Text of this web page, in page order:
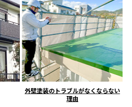
外壁塗装のトラブルがなくならない
理由